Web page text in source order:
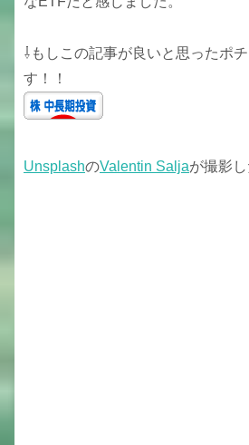
⇩もしこの記事が良いと思ったポ
す！！
UnsplashのValentin Saljaが撮影